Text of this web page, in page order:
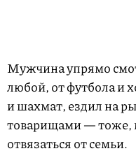
Мужчина упрямо
любой, от футбола и
и шахмат, ездил на
товарищами — тоже,
отвязаться от семьи.